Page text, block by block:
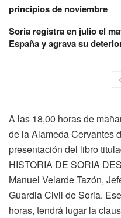
principios de noviembre
Soria registra en julio el
España y agrava su
A las 18,00 horas de
de la Alameda Cervantes
presentación del libro
HISTORIA DE SORIA
Manuel Velarde Tazón,
Guardia Civil de Soria.
horas, tendrá lugar la